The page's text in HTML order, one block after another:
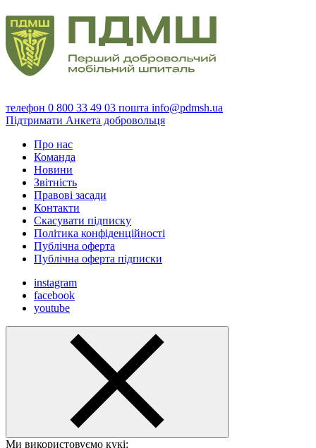
телефон 0 800 33 49 03 пошта info@pdmsh.ua
Підтримати Анкета добровольця
Про нас
Команда
Новини
Звітність
Правові засади
Контакти
Скасувати підписку
Політика конфіденційності
Публічна оферта
Публічна оферта підписки
instagram
facebook
youtube
Ми використовуємо кукі: